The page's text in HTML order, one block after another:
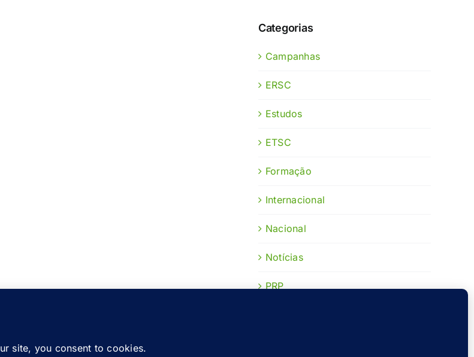
Categorias
Campanhas
ERSC
Estudos
ETSC
Formação
Internacional
Nacional
Notícias
PRP